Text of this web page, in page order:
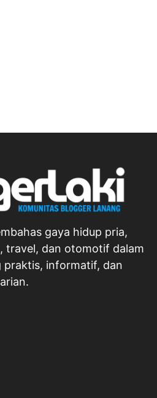
gaya hidup pria,
travel, dan otomotif dalam
praktis, informatif, dan